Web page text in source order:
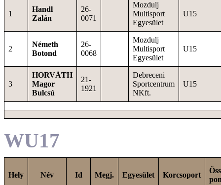
1
Handl
Zalán
26-
0071
Mozdulj
Multisport
Egyesület
U15
2
Németh
Botond
26-
0068
Mozdulj
Multisport
Egyesület
U15
3
HORVÁTH
Magor
Bulcsú
21-
1921
Debreceni
Sportcentrum
NKft.
U15
WU17
Hely Név Id Megj. Egyesület Korcsoport